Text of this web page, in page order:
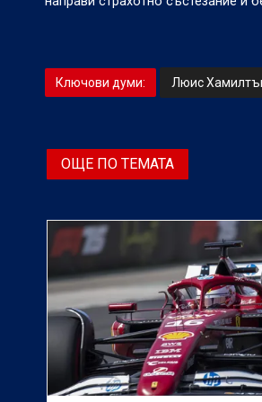
Ключови думи: Люис
ОЩЕ ПО ТЕМАТА